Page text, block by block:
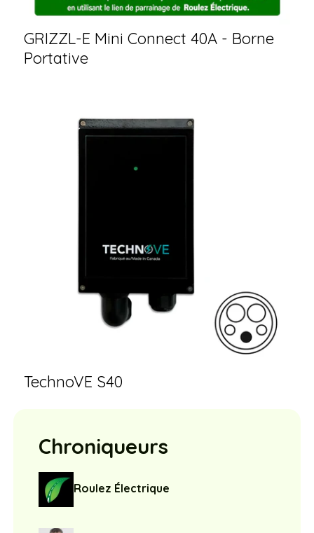
GRIZZL-E Mini Connect 40A - Borne
Portative
TechnoVE S40
Chroniqueurs
Roulez Électrique